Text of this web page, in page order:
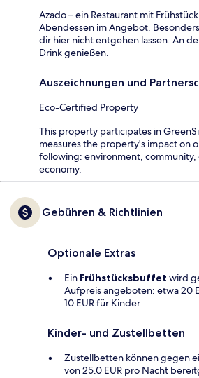
Azado – ein Restaurant mit
Abendessen im Angebot.
dir hier nicht entgehen lassen. An
Drink genießen.
Auszeichnungen und
Eco-Certified Property
This property participates in
measures the property's impact on
following: environment,
economy.
Gebühren & Richtlinien
Optionale Extras
Ein Frühstücksbuffet wird
Aufpreis angeboten: etwa 20
10 EUR für Kinder
Kinder- und Zustellbetten
Zustellbetten können gegen
von 25.0 EUR pro Nacht